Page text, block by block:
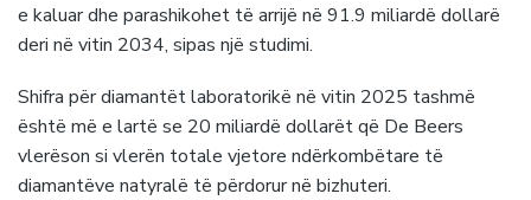
e kaluar dhe parashikohet të arrijë në 91.9 miliardë dollarë
deri në vitin 2034, sipas një studimi.
Shifra për diamantët laboratorikë në vitin 2025 tashmë
është më e lartë se 20 miliardë dollarët që De Beers
vlerëson si vlerën totale vjetore ndërkombëtare të
diamantëve natyralë të përdorur në bizhuteri.